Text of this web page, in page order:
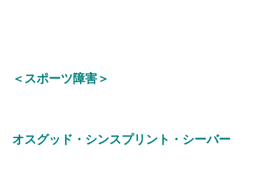
＜スポーツ障害＞
オスグッド・シンスプリント・シーバー